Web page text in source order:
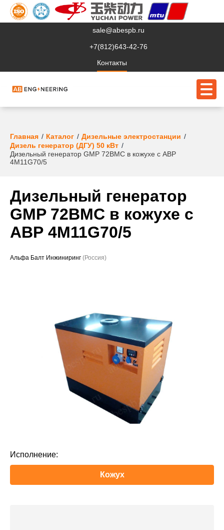
sale@abespb.ru
+7(812)643-42-76
Контакты
О компании
Клиентам
Сервис
Судовое ЭО
Проекты
Главная Каталог
Дизельные электростанции
Дизель генератор (ДГУ) 50 кВт
Дизельный генератор GMP 72BMC в кожухе с АВР
4M11G70/5
Дизельный генератор
GMP 72BMC в кожухе с
АВР 4M11G70/5
Альфа Балт Инжиниринг (Россия)
Исполнение:
Кожух